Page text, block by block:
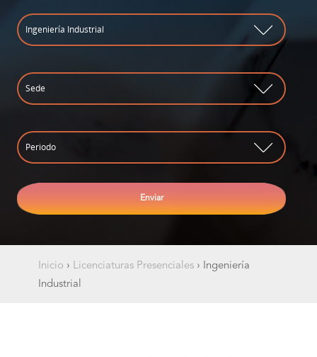
Inicio › Licenciaturas Presenciales ›
Ingeniería
Industrial